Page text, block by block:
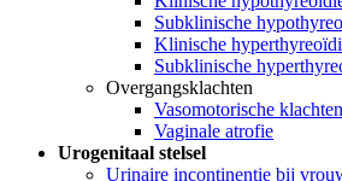
Subklinische
Klinische
Subklinische
Overgangsklachten
Vasomotorische klachten
Vaginale atrofie
Urogenitaal stelsel
Urinaire incontinentie bij